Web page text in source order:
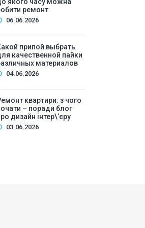
косметичний
ремонт
06.06.2026
припой выбрать
качественной пайки
материалов
04.06.2026
квартири: з чого
– поради блог
дизайн інтер\’єру
03.06.2026